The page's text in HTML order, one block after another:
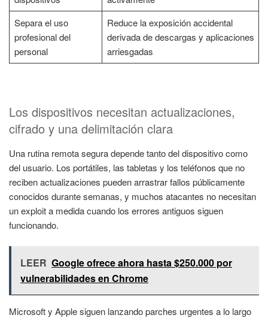
Separa el uso
profesional del
personal
Reduce la exposición accidental
derivada de descargas y aplicaciones
arriesgadas
Los dispositivos necesitan actualizaciones,
cifrado y una delimitación clara
Una rutina remota segura depende tanto del dispositivo como
del usuario. Los portátiles, las tabletas y los teléfonos que no
reciben actualizaciones pueden arrastrar fallos públicamente
conocidos durante semanas, y muchos atacantes no necesitan
un exploit a medida cuando los errores antiguos siguen
funcionando.
LEER Google ofrece ahora hasta $250.000 por
vulnerabilidades en Chrome
Microsoft y Apple siguen lanzando parches urgentes a lo largo